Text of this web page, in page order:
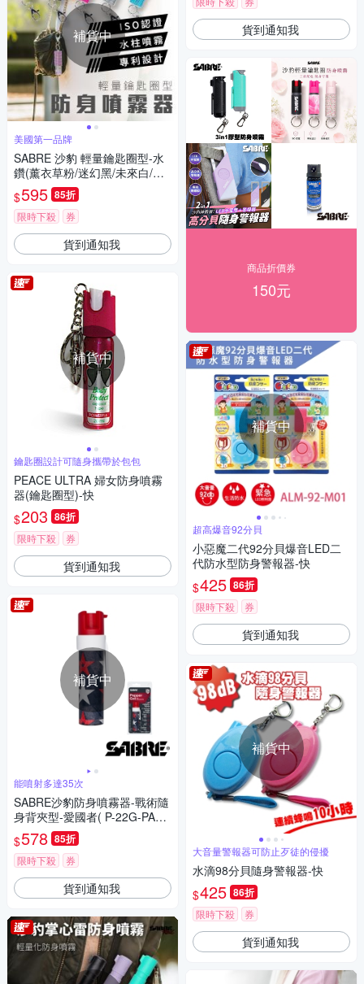
補貨中
美國第一品牌
SABRE 沙豹 輕量鑰匙圈型-水
鑽(薰衣草粉/迷幻黑/未來白/活
力粉紅/薄荷青)-快
$595 85折
限時下殺 券
貨到通知我
補貨中
鑰匙圈設計可隨身攜帶於包包
PEACE ULTRA 婦女防身噴霧
器(鑰匙圈型)-快
$203 86折
限時下殺 券
貨到通知我
補貨中
能噴射多達35次
SABRE沙豹防身噴霧器-戰術隨
身背夾型-愛國者( P-22G-PAT)-
快
$578 85折
限時下殺 券
貨到通知我
貨到通知我
商品折價券
150元
補貨中
超高爆音92分貝
小惡魔二代92分貝爆音LED二
代防水型防身警報器-快
$425 86折
限時下殺 券
貨到通知我
補貨中
大音量警報器可防止歹徒的侵擾
水滴98分貝隨身警報器-快
$425 86折
限時下殺 券
貨到通知我